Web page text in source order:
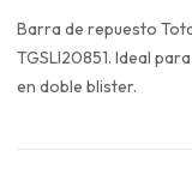
era:
Barra de repuesto
TGSLI20851. Ideal
en doble blister.